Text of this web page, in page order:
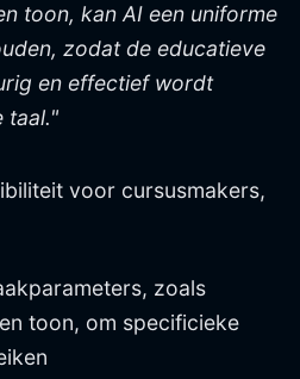
toon, kan AI een uniforme
zodat de educatieve
en effectief wordt
taal."
voor cursusmakers,
zoals
toon, om specificieke